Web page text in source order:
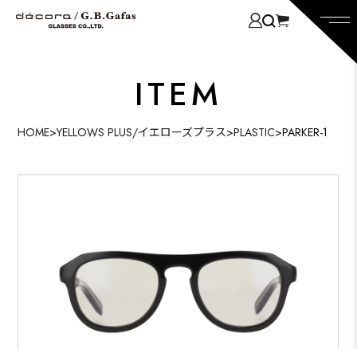
ITEM
HOME>YELLOWS PLUS/イエローズプラス>PLASTIC>PARKER-1